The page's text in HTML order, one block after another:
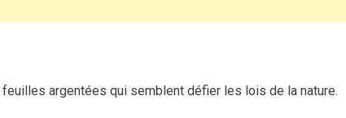
argentées qui semblent défier les lois de la nature.